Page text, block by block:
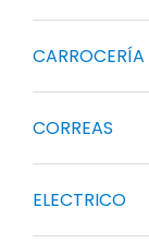
CARROCERÍA
CORREAS
ELECTRICO